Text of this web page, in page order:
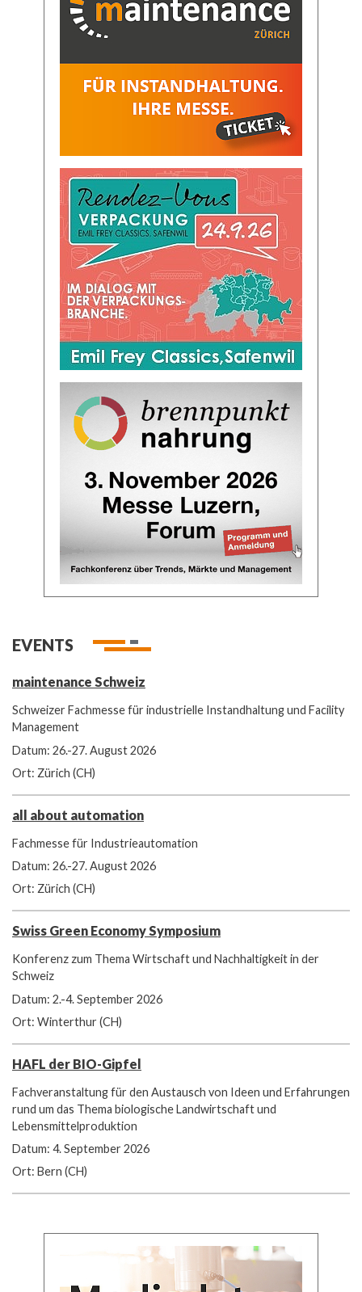
EVENTS
maintenance Schweiz
Schweizer Fachmesse für industrielle Instandhaltung und Facility
Management
Datum: 26.-27. August 2026
Ort: Zürich (CH)
all about automation
Fachmesse für Industrieautomation
Datum: 26.-27. August 2026
Ort: Zürich (CH)
Swiss Green Economy Symposium
Konferenz zum Thema Wirtschaft und Nachhaltigkeit in der
Schweiz
Datum: 2.-4. September 2026
Ort: Winterthur (CH)
HAFL der BIO-Gipfel
Fachveranstaltung für den Austausch von Ideen und Erfahrungen
rund um das Thema biologische Landwirtschaft und
Lebensmittelproduktion
Datum: 4. September 2026
Ort: Bern (CH)